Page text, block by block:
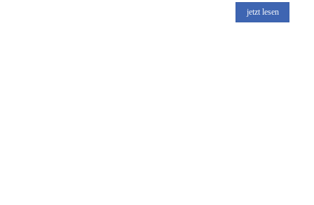
jetzt lesen